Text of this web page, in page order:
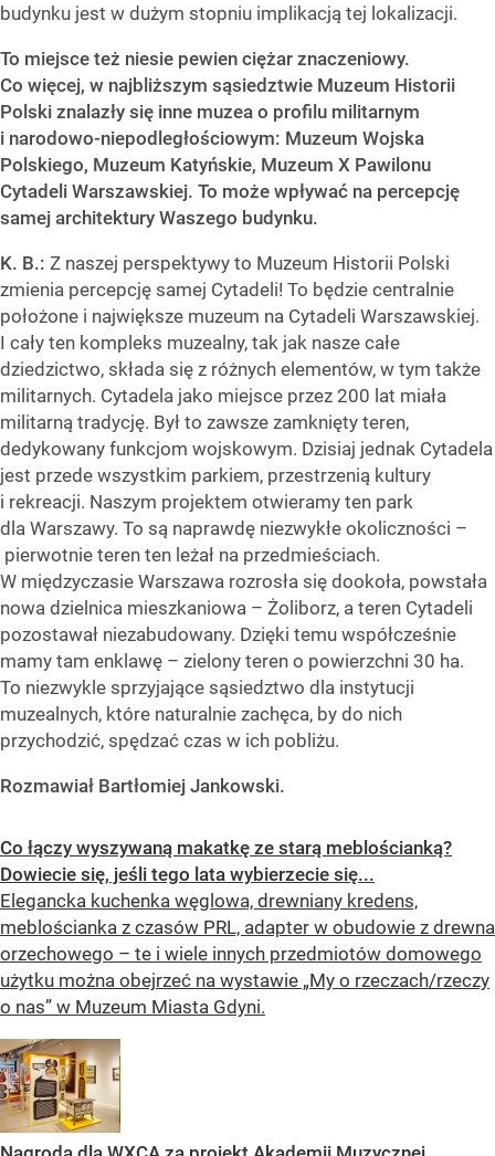
budynku jest w dużym stopniu implikacją tej lokalizacji.
To miejsce też niesie pewien ciężar znaczeniowy.
Co więcej, w najbliższym sąsiedztwie Muzeum Historii
Polski znalazły się inne muzea o profilu militarnym
i narodowo-niepodległościowym: Muzeum Wojska
Polskiego, Muzeum Katyńskie, Muzeum X Pawilonu
Cytadeli Warszawskiej. To może wpływać na percepcję
samej architektury Waszego budynku.
K. B.: Z naszej perspektywy to Muzeum Historii Polski
zmienia percepcję samej Cytadeli! To będzie centralnie
położone i największe muzeum na Cytadeli Warszawskiej.
I cały ten kompleks muzealny, tak jak nasze całe
dziedzictwo, składa się z różnych elementów, w tym także
militarnych. Cytadela jako miejsce przez 200 lat miała
militarną tradycję. Był to zawsze zamknięty teren,
dedykowany funkcjom wojskowym. Dzisiaj jednak Cytadela
jest przede wszystkim parkiem, przestrzenią kultury
i rekreacji. Naszym projektem otwieramy ten park
dla Warszawy. To są naprawdę niezwykłe okoliczności –
pierwotnie teren ten leżał na przedmieściach.
W międzyczasie Warszawa rozrosła się dookoła, powstała
nowa dzielnica mieszkaniowa – Żoliborz, a teren Cytadeli
pozostawał niezabudowany. Dzięki temu współcześnie
mamy tam enklawę – zielony teren o powierzchni 30 ha.
To niezwykle sprzyjające sąsiedztwo dla instytucji
muzealnych, które naturalnie zachęca, by do nich
przychodzić, spędzać czas w ich pobliżu.
Rozmawiał Bartłomiej Jankowski.
Co łączy wyszywaną makatkę ze starą meblościanką?
Dowiecie się, jeśli tego lata wybierzecie się...
Elegancka kuchenka węglowa, drewniany kredens,
meblościanka z czasów PRL, adapter w obudowie z drewna
orzechowego – te i wiele innych przedmiotów domowego
użytku można obejrzeć na wystawie „My o rzeczach/rzeczy
o nas” w Muzeum Miasta Gdyni.